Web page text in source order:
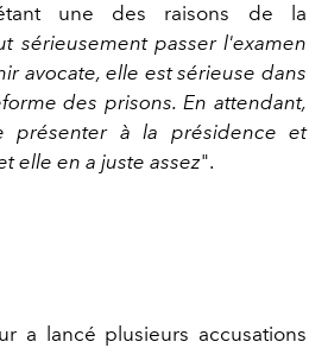
une des raisons de la
sérieusement passer l'examen
avocate, elle est sérieuse dans
des prisons. En attendant,
présenter à la présidence et
elle en a juste assez".
a lancé plusieurs accusations